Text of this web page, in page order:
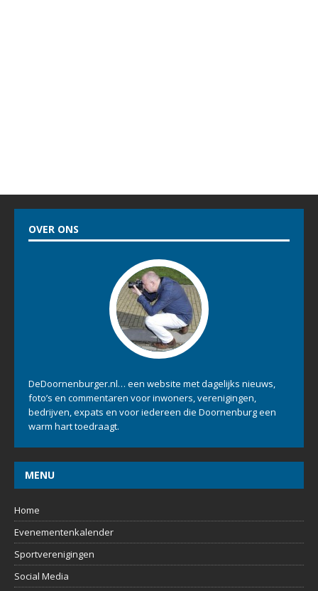
OVER ONS
DeDoornenburger.nl… een website met dagelijks nieuws,
foto’s en commentaren voor inwoners, verenigingen,
bedrijven, expats en voor iedereen die Doornenburg een
warm hart toedraagt.
MENU
Home
Evenementenkalender
Sportverenigingen
Social Media